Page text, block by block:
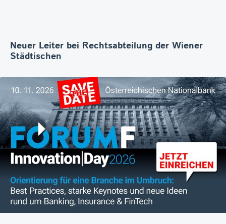
Neuer Leiter bei Rechtsabteilung der Wiener
Städtischen